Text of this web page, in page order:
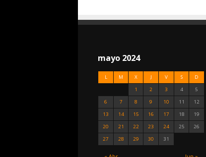
mayo 2024
L M X J V S D
1 2 3 4
5
6
7 8 9 10 11
12
13
14 15 16 17 18
19
20
21 22 23 24 25
26
27
28 29 30 31